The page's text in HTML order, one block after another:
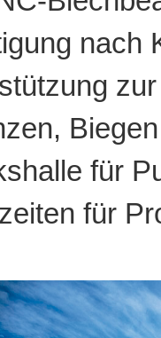
nach
für
für